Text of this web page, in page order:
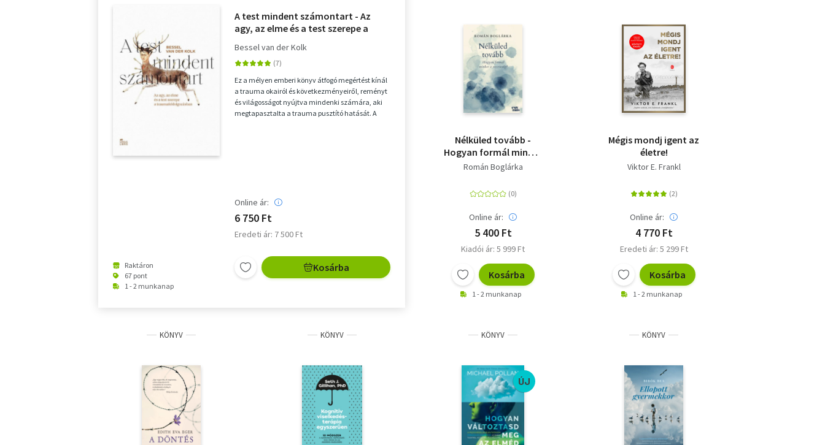
Raktáron
67 pont
1 - 2 munkanap
A test mindent számontart - Az
agy, az elme és a test szerepe a
Bessel van der Kolk
Ez a mélyen emberi könyv átfogó megértést kínál
a trauma okairól és következményeiről, reményt
és világosságot nyújtva mindenki számára, aki
megtapasztalta a trauma pusztító hatását. A
Online ár:
6 750 Ft
Eredeti ár: 7 500 Ft
Kosárba
Nélküled tovább -
Hogyan formál minket
a veszteség?
Román Boglárka
Online ár:
5 400 Ft
Kiadói ár: 5 999 Ft
Kosárba
1 - 2 munkanap
Mégis mondj igent az
életre!
Viktor E. Frankl
Online ár:
4 770 Ft
Eredeti ár: 5 299 Ft
Kosárba
1 - 2 munkanap
KÖNYV KÖNYV KÖNYV
ÚJ
KÖNYV